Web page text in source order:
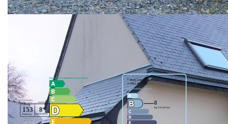
LUMINEUSE...
Nos honoraires Nous contacter
Diagnostics énergétiques